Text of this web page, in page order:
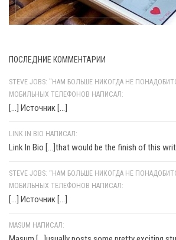
ПОСЛЕДНИЕ КОММЕНТАРИИ
STEVE JOBS: "НАМ БОЛЬШЕ НИКОГДА НЕ
МОБИЛЬНЫХ ТЕЛЕФОНОВ НАПИСАЛ:
[…] Источник […]
LINK IN BIO НАПИСАЛ:
Link In Bio [...]that would be the finish of this
STEVE JOBS: “НАМ БОЛЬШЕ НИКОГДА НЕ
МОБИЛЬНЫХ ТЕЛЕФОНОВ НАПИСАЛ:
[…] Источник […]
MASUM НАПИСАЛ: